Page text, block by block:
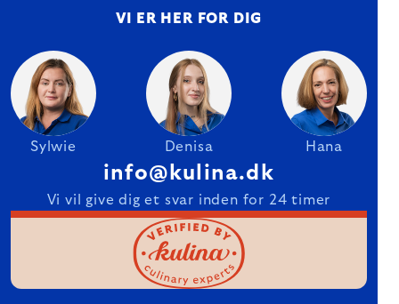
VI ER HER FOR DIG
Sylwie Denisa Hana
info@kulina.dk
Vi vil give dig et svar inden for 24 timer